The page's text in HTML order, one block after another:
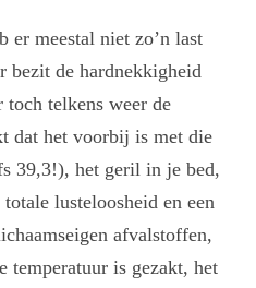
meestal niet zo’n last
bezit de hardnekkigheid
toch telkens weer de
dat het voorbij is met die
39,3!), het geril in je bed,
lusteloosheid en een
afvalstoffen,
temperatuur is gezakt, het